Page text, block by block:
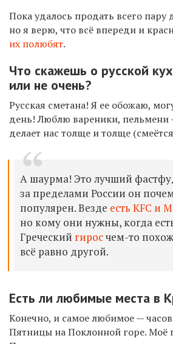
Пока удалось продать всего пару
но я верю, что всё впереди и
их полюбят.
Что скажешь о русской
или не очень?
Русская сметана! Я ее обожаю,
день! Люблю вареники, пельмени
делает нас толще и толще
А шаурма! Это лучший
за пределами России он
популярен. Везде есть KFC и
но кому они нужны, когда
Греческий гиросчем-то
всё равно другой.
Есть ли любимые места в
Конечно, и самое любимое —
Пятницы на Поклонной горе. Моё